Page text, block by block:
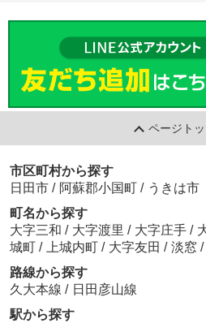
ページト
市区町村から探す
日田市 / 阿蘇郡小国町 / うきは市
町名から探す
大字三和 / 大字渡里 / 大字庄手 /
城町 / 上城内町 / 大字友田 / 淡窓 /
路線から探す
久大本線 / 日田彦山線
駅から探す